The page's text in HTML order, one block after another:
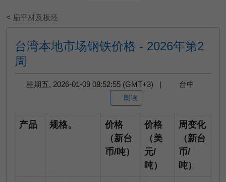
< 扁平材及板坯
台湾本地市场钢铁价格 - 2026年第2
周
星期五, 2026-01-09 08:52:55 (GMT+3) | 台中
朗读
产品 规格。
价格
（新台
币/吨）
价格
（美
元/
吨）
周变化
（新台
币/
吨）